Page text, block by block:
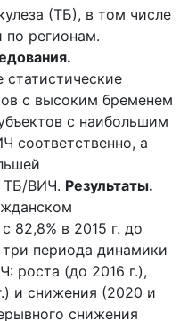
(ТБ), в том числе
регионам.
с высоким бременем
с наибольшим
соответственно, а
ТБ/ВИЧ. Результаты.
82,8% в 2015 г. до
периода динамики
роста (до 2016 г.),
и снижения (2020 и
снижения